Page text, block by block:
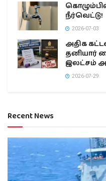
நீர்வெட்டு!
2026-07-03
அதிக
தனியார்
இலட்சம்
2026-07-29
Recent News